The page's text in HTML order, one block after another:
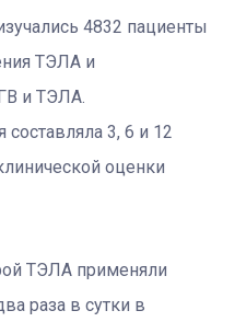
4832 пациенты
ТЭЛА и
и ТЭЛА.
3, 6 и 12
оценки
ТЭЛА применяли
раза в сутки в